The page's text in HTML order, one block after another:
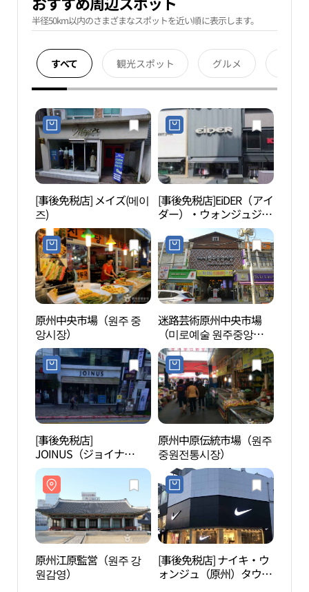
半径50km以内のさまざまなスポットを近い順に表示します。
すべて 観光スポット グルメ
[事後免税店] メイズ(메이
즈)
[事後免税店]EiDER（アイ
ダー）・ウォンジュジュ
ンアン（原州中央）店
(아이더 원주중앙점)
原州中央市場（원주 중
앙시장）
迷路芸術原州中央市場
（미로예술 원주중앙시
장）
[事後免税店]
JOINUS（ジョイナ
ス）・ウォンジュ（原
州）店(조이너스 원주점)
原州中原伝統市場（원주
중원전통시장）
原州江原監営（원주 강
원감영）
[事後免税店] ナイキ・ウ
ォンジュ（原州）タウン